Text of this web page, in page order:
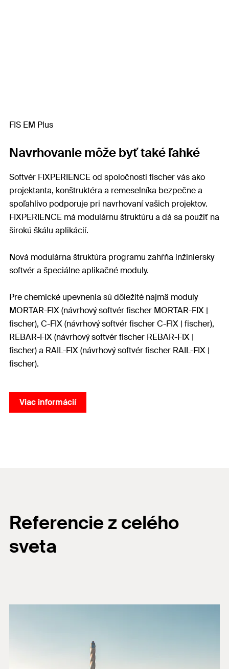
FIS EM Plus
Navrhovanie môže byť také ľahké
Softvér FIXPERIENCE od spoločnosti fischer vás ako
projektanta, konštruktéra a remeselníka bezpečne a
spoľahlivo podporuje pri navrhovaní vašich projektov.
FIXPERIENCE má modulárnu štruktúru a dá sa použiť na
širokú škálu aplikácií.
Nová modulárna štruktúra programu zahŕňa inžiniersky
softvér a špeciálne aplikačné moduly.
Pre chemické upevnenia sú dôležité najmä moduly
MORTAR-FIX (návrhový softvér fischer MORTAR-FIX |
fischer), C-FIX (návrhový softvér fischer C-FIX | fischer),
REBAR-FIX (návrhový softvér fischer REBAR-FIX |
fischer) a RAIL-FIX (návrhový softvér fischer RAIL-FIX |
fischer).
Viac informácií
Referencie z celého
sveta